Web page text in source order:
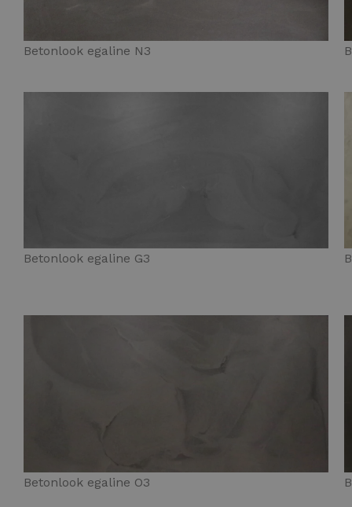
Betonlook egaline N3
Betonlook egaline G3
Betonlook egaline O3